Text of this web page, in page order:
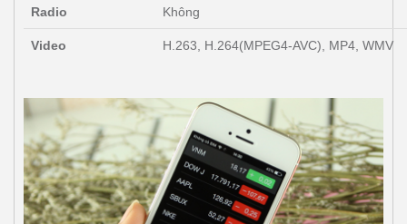
Radio Không
Video H.263, H.264(MPEG4-AVC), MP4, WMV